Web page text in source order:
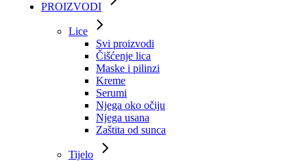
PROIZVODI
Lice
Svi proizvodi
Čišćenje lica
Maske i pilinzi
Kreme
Serumi
Njega oko očiju
Njega usana
Zaštita od sunca
Tijelo